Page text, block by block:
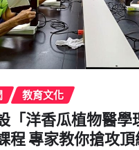
教育文化
「洋香瓜植物醫學
程 專家教你搶攻